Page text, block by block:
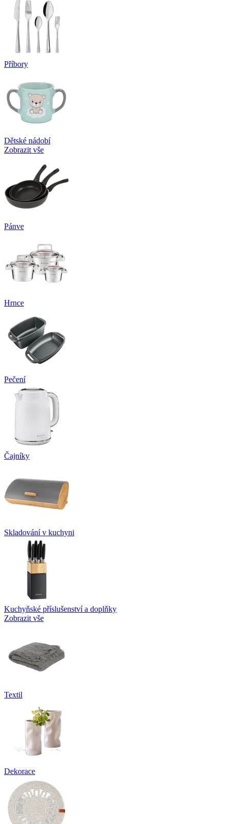
Příbory
Dětské nádobí
Zobrazit vše
Pánve
Hrnce
Pečení
Čajníky
Skladování v kuchyni
Kuchyňské příslušenství a doplňky
Zobrazit vše
Textil
Dekorace